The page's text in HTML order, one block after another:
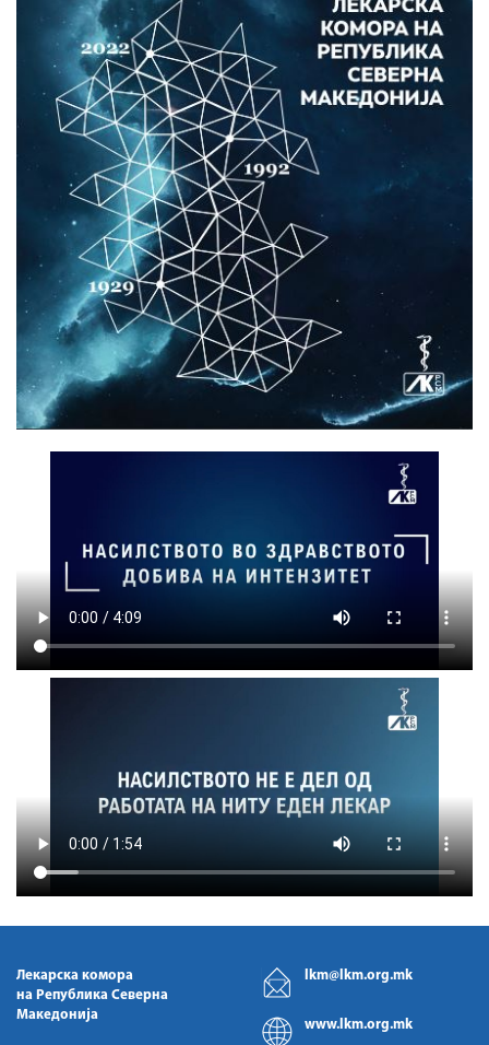
Лекарска комора
на Република Северна
Македонија
lkm@lkm.org.mk
www.lkm.org.mk